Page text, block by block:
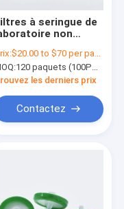
à seringue de
non
mm Filtre à
à membrane
nylon
$20.00 to $70 per pack
120 paquets (100PCS/PACK)
les derniers prix
Contactez